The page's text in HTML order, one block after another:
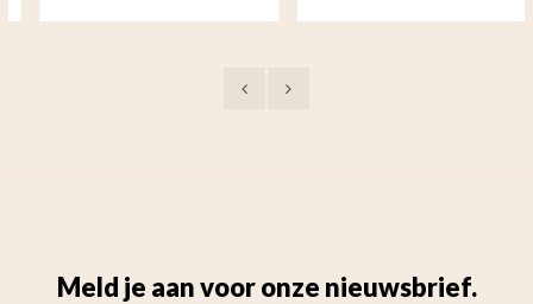
Meld je aan voor onze nieuwsbrief.